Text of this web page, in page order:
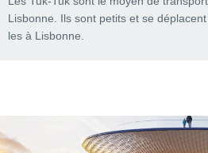
Lisbonne. Ils sont petits et se
les à Lisbonne.